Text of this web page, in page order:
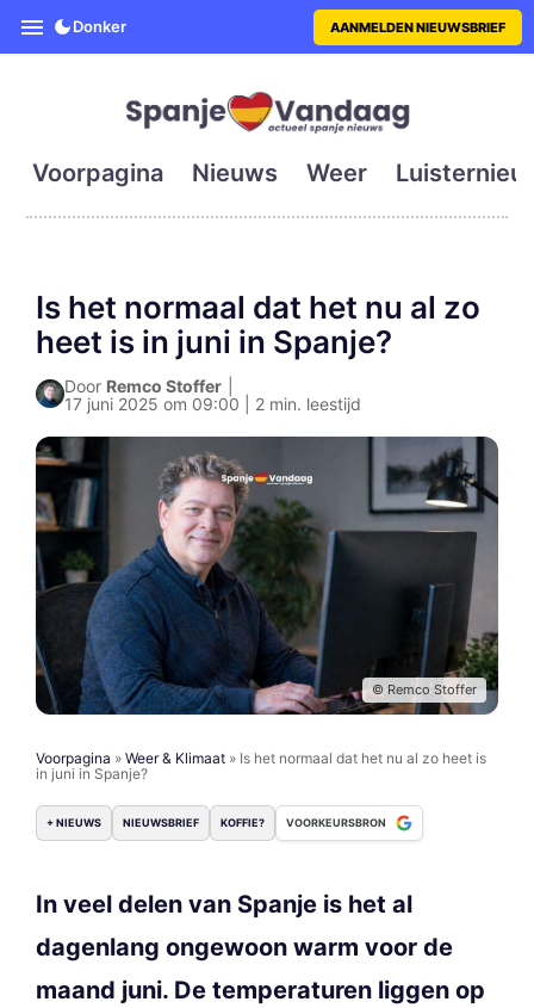
SpanjeVandaag is de eerste
Donker AANMELDEN NIEUWSBRIEF
Voorpagina Nieuws Weer
Is het normaal dat het nu al zo
heet is in juni in Spanje?
Door Remco Stoffer
17 juni 2025 om 09:00 | 2 min. leestijd
© Remco Stoffer
Voorpagina » Weer & Klimaat » Is het normaal dat het nu al zo heet is
in juni in Spanje?
+ NIEUWS NIEUWSBRIEF KOFFIE? VOORKEURSBRON
In veel delen van Spanje is het al
dagenlang ongewoon warm voor de
maand juni. De temperaturen liggen op